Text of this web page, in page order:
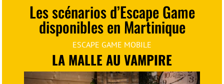
Les scénarios d’Escape Game
disponibles en Martinique
ESCAPE GAME MOBILE
LA MALLE AU VAMPIRE